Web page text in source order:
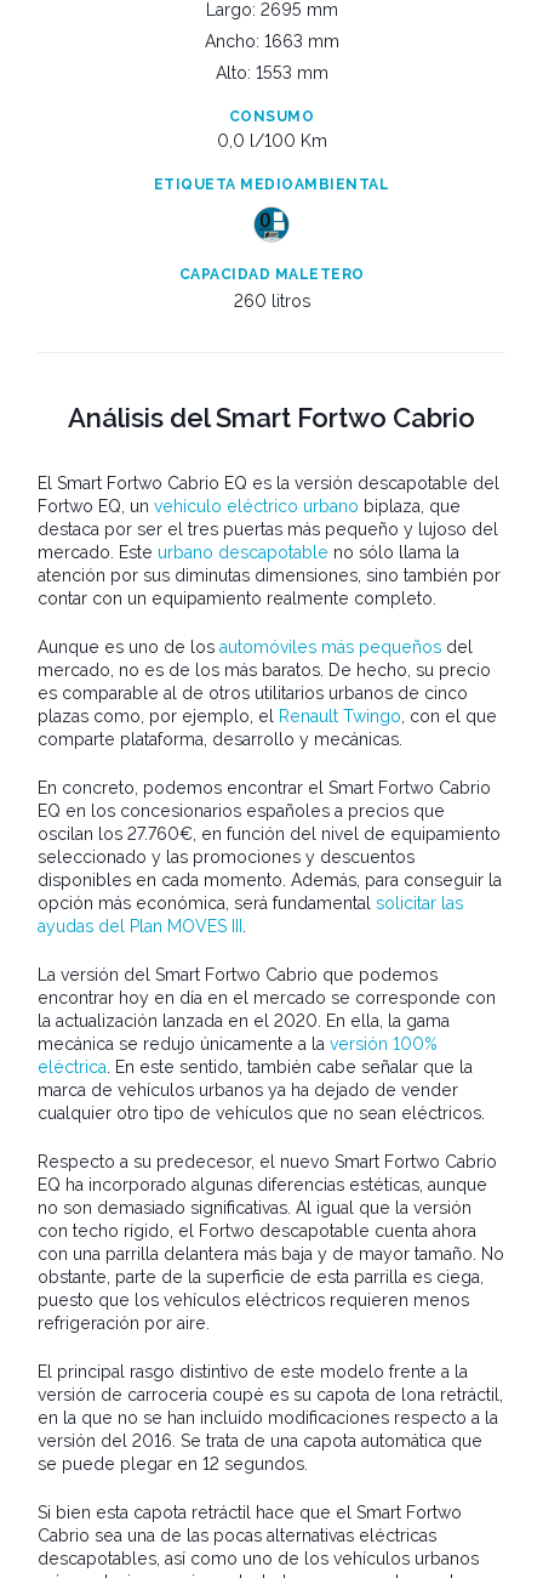
Largo: 2695 mm
Ancho: 1663 mm
Alto: 1553 mm
CONSUMO
0,0 l/100 Km
ETIQUETA MEDIOAMBIENTAL
CAPACIDAD MALETERO
260 litros
Análisis del Smart Fortwo Cabrio
El Smart Fortwo Cabrio EQ es la versión descapotable del
Fortwo EQ, unvehículo eléctrico urbano biplaza, que
destaca por ser el tres puertas más pequeño y lujoso del
mercado. Este urbano descapotable no sólo llama la
atención por sus diminutas dimensiones, sino también por
contar con un equipamiento realmente completo.
Aunque es uno de losautomóviles más pequeños del
mercado, no es de los más baratos. De hecho, su precio
es comparable al de otros utilitarios urbanos de cinco
plazas como, por ejemplo, el Renault Twingo, con el que
comparte plataforma, desarrollo y mecánicas.
En concreto, podemos encontrar el Smart Fortwo Cabrio
EQ en los concesionarios españoles a precios que
oscilan los 27.760€, en función del nivel de equipamiento
seleccionado y las promociones y descuentos
disponibles en cada momento. Además, para conseguir la
opción más económica, será fundamentalsolicitar las
ayudas del Plan MOVES III .
La versión del Smart Fortwo Cabrio que podemos
encontrar hoy en día en el mercado se corresponde con
la actualización lanzada en el 2020. En ella, la gama
mecánica se redujo únicamente a laversión 100%
eléctrica. En este sentido, también cabe señalar que la
marca de vehículos urbanos ya ha dejado de vender
cualquier otro tipo de vehículos que no sean eléctricos.
Respecto a su predecesor, el nuevo Smart Fortwo Cabrio
EQ ha incorporado algunas diferencias estéticas, aunque
no son demasiado significativas. Al igual que la versión
con techo rígido, el Fortwo descapotable cuenta ahora
con una parrilla delantera más baja y de mayor tamaño. No
obstante, parte de la superficie de esta parrilla es ciega,
puesto que los vehículos eléctricos requieren menos
refrigeración por aire.
El principal rasgo distintivo de este modelo frente a la
versión de carrocería coupé es su capota de lona retráctil,
en la que no se han incluído modificaciones respecto a la
versión del 2016. Se trata de una capota automática que
se puede plegar en 12 segundos.
Si bien esta capota retráctil hace que el Smart Fortwo
Cabrio sea una de las pocas alternativas eléctricas
descapotables, así como uno de los vehículos urbanos